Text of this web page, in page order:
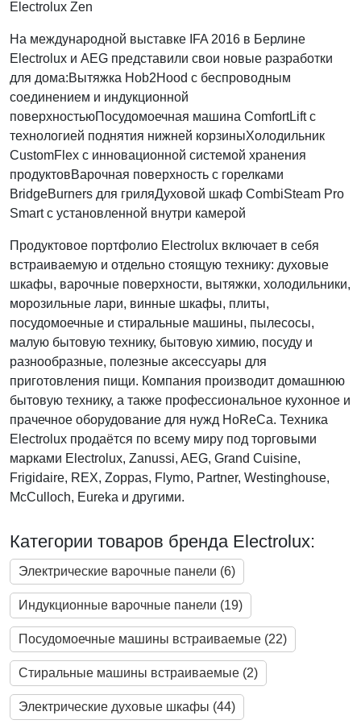
Electrolux Zen
На международной выставке IFA 2016 в Берлине
Electrolux и AEG представили свои новые разработки
для дома:Вытяжка Hob2Hood c беспроводным
соединением и индукционной
поверхностьюПосудомоечная машина ComfortLift с
технологией поднятия нижней корзиныХолодильник
CustomFlex с инновационной системой хранения
продуктовВарочная поверхность с горелками
BridgeBurners для гриляДуховой шкаф CombiSteam Pro
Smart с установленной внутри камерой
Продуктовое портфолио Electrolux включает в себя
встраиваемую и отдельно стоящую технику: духовые
шкафы, варочные поверхности, вытяжки, холодильники,
морозильные лари, винные шкафы, плиты,
посудомоечные и стиральные машины, пылесосы,
малую бытовую технику, бытовую химию, посуду и
разнообразные, полезные аксессуары для
приготовления пищи. Компания производит домашнюю
бытовую технику, а также профессиональное кухонное и
прачечное оборудование для нужд HoReCa. Техника
Electrolux продаётся по всему миру под торговыми
марками Electrolux, Zanussi, AEG, Grand Cuisine,
Frigidaire, REX, Zoppas, Flymo, Partner, Westinghouse,
McCulloch, Eureka и другими.
Категории товаров бренда Electrolux:
Электрические варочные панели (6)
Индукционные варочные панели (19)
Посудомоечные машины встраиваемые (22)
Стиральные машины встраиваемые (2)
Электрические духовые шкафы (44)